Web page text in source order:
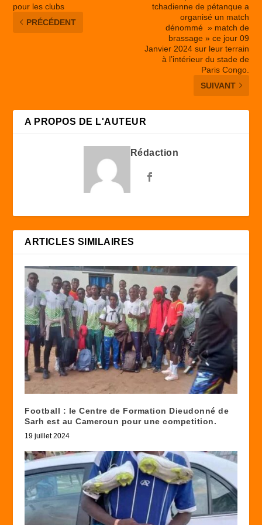
pour les clubs
PRÉCÉDENT
tchadienne de pétanque a
organisé un match
dénommé » match de
brassage » ce jour 09
Janvier 2024 sur leur terrain
à l’intérieur du stade de
Paris Congo.
SUIVANT
A PROPOS DE L'AUTEUR
Rédaction
ARTICLES SIMILAIRES
Football : le Centre de Formation Dieudonné de
Sarh est au Cameroun pour une competition.
19 juillet 2024